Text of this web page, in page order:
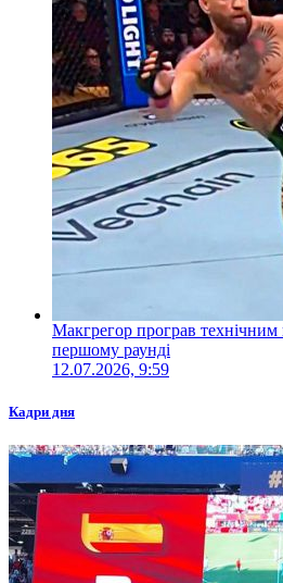
Макгрегор програв
першому раунді
12.07.2026, 9:59
Кадри дня